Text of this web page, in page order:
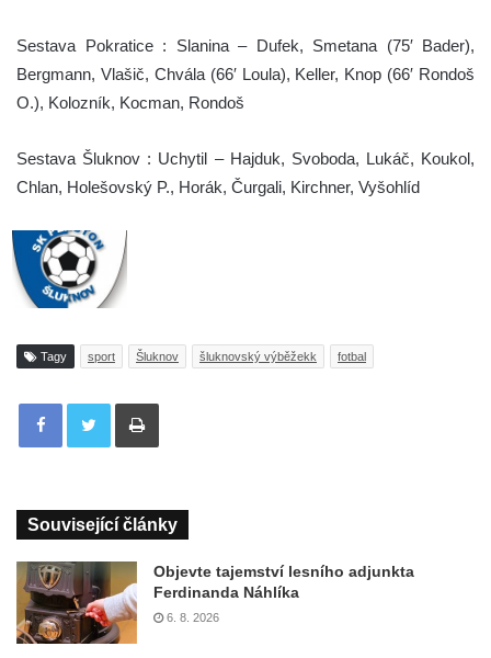
Sestava Pokratice : Slanina – Dufek, Smetana (75′ Bader),
Bergmann, Vlašič, Chvála (66′ Loula), Keller, Knop (66′ Rondoš
O.), Kolozník, Kocman, Rondoš
Sestava Šluknov : Uchytil – Hajduk, Svoboda, Lukáč, Koukol,
Chlan, Holešovský P., Horák, Čurgali, Kirchner, Vyšohlíd
Tagy sport Šluknov šluknovský výběžekk fotbal
Tisknout
Související články
Objevte tajemství lesního adjunkta
Ferdinanda Náhlíka
6. 8. 2026